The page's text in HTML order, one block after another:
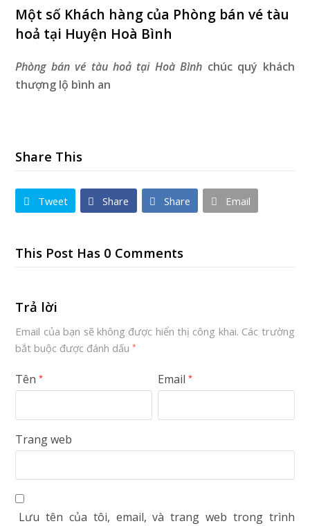
Một số Khách hàng của Phòng bán vé tàu
hoả tại Huyện Hoà Bình
Phòng bán vé tàu hoả tại Hoà Bình chúc quý khách
thượng lộ bình an
Share This
Tweet Share Share Email
This Post Has 0 Comments
Trả lời
Email của bạn sẽ không được hiển thị công khai. Các trường
bắt buộc được đánh dấu*
Tên* Email*
Trang web
Lưu tên của tôi, email, và trang web trong trình